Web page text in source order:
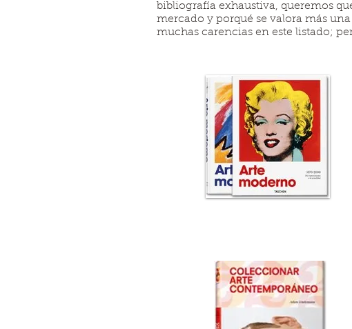
bibliografía exhaustiva, queremos
mercado y porqué se valora más
muchas carencias en este listado;